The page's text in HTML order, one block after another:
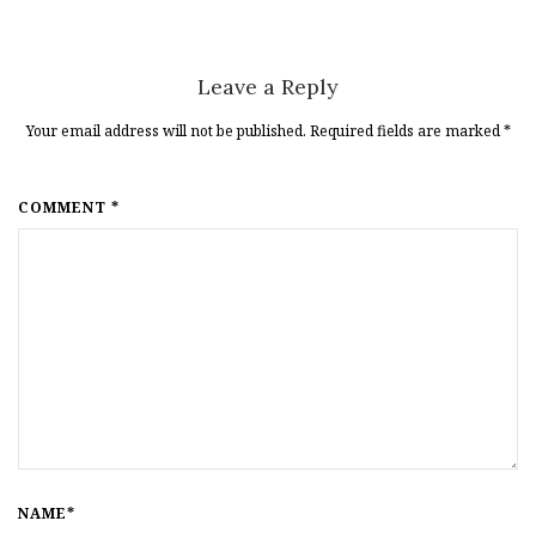
Leave a Reply
Your email address will not be published. Required fields are marked*
COMMENT *
NAME*